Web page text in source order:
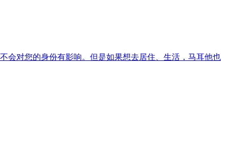
会对您的身份有影响。但是如果想去居住、生活，马耳他也